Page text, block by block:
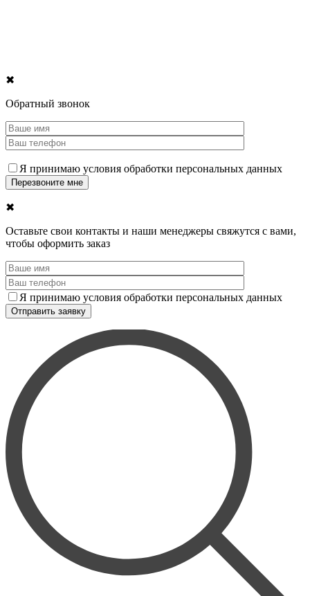
✖
Обратный звонок
Я принимаю условия обработки персональных данных
✖
Оставьте свои контакты и наши менеджеры свяжутся с вами,
чтобы оформить заказ
Я принимаю условия обработки персональных данных